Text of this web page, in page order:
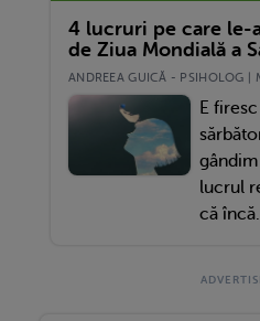
4 lucruri pe care le-
de Ziua Mondială a
ANDREEA GUICĂ - PSIHOLOG |
E
lucrul
că